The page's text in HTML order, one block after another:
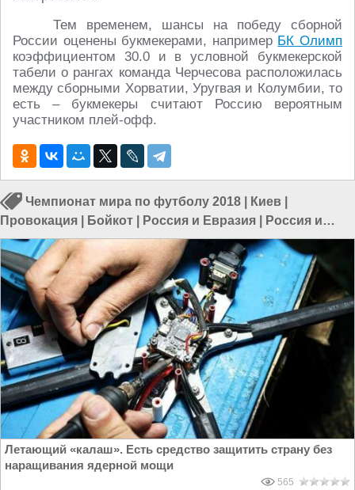
Тем временем, шансы на победу сборной
России оценены букмекерами, например БК Олимп
коэффициентом 30.0 и в условной букмекерской
табели о рангах команда Черчесова расположилась
между сборными Хорватии, Уругвая и Колумбии, то
есть – букмекеры считают Россию вероятным
участником плей-офф.
Чемпионат мира по футболу 2018 Киев
Провокация
Бойкот Россия и Евразия
Россия и
Европа|Европа и Украина|Россия и Запад
Летающий «калаш». Есть средство защитить страну без
наращивания ядерной мощи
565